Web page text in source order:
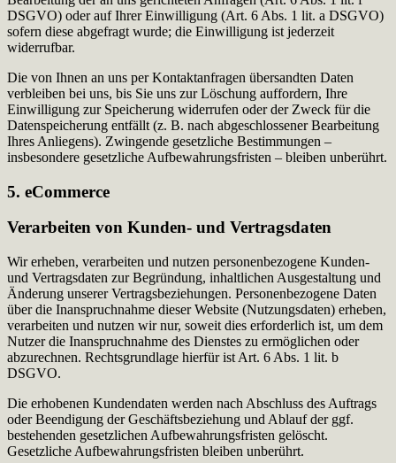
DSGVO) oder auf Ihrer Einwilligung (Art. 6 Abs. 1 lit. a DSGVO)
sofern diese abgefragt wurde; die Einwilligung ist jederzeit
widerrufbar.
Die von Ihnen an uns per Kontaktanfragen übersandten Daten
verbleiben bei uns, bis Sie uns zur Löschung auffordern, Ihre
Einwilligung zur Speicherung widerrufen oder der Zweck für die
Datenspeicherung entfällt (z. B. nach abgeschlossener Bearbeitung
Ihres Anliegens). Zwingende gesetzliche Bestimmungen –
insbesondere gesetzliche Aufbewahrungsfristen – bleiben unberührt.
5. eCommerce
Verarbeiten von Kunden- und Vertragsdaten
Wir erheben, verarbeiten und nutzen personenbezogene Kunden-
und Vertragsdaten zur Begründung, inhaltlichen Ausgestaltung und
Änderung unserer Vertragsbeziehungen. Personenbezogene Daten
über die Inanspruchnahme dieser Website (Nutzungsdaten) erheben,
verarbeiten und nutzen wir nur, soweit dies erforderlich ist, um dem
Nutzer die Inanspruchnahme des Dienstes zu ermöglichen oder
abzurechnen. Rechtsgrundlage hierfür ist Art. 6 Abs. 1 lit. b
DSGVO.
Die erhobenen Kundendaten werden nach Abschluss des Auftrags
oder Beendigung der Geschäftsbeziehung und Ablauf der ggf.
bestehenden gesetzlichen Aufbewahrungsfristen gelöscht.
Gesetzliche Aufbewahrungsfristen bleiben unberührt.